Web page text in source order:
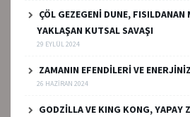
ÇÖL GEZEGENİ DUNE, FISILDANAN
YAKLAŞAN KUTSAL SAVAŞI
29 EYLÜL 2024
ZAMANIN EFENDİLERİ VE
26 HAZIRAN 2024
GODZİLLA VE KING KONG, YAPAY